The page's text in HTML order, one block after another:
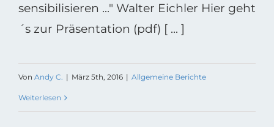
sensibilisieren ..." Walter Eichler Hier geht
´s zur Präsentation (pdf) [ ... ]
Von Andy C. | März 5th, 2016 | Allgemeine Berichte
Weiterlesen